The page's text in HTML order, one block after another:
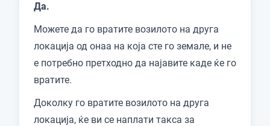
Да.
Можете да го вратите возилото на друга
локација од онаа на која сте го земале, и не
е потребно претходно да најавите каде ќе го
вратите.
Доколку го вратите возилото на друга
локација, ќе ви се наплати такса за